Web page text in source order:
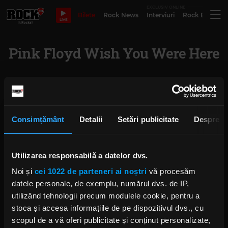
Consimțământ Detalii Setări publicitate Despre
Utilizarea responsabilă a datelor dvs.
Noi și cei 1022 de parteneri ai noștri vă procesăm
datele personale, de exemplu, numărul dvs. de IP,
utilizând tehnologii precum modulele cookie, pentru a
stoca și accesa informațiile de pe dispozitivul dvs., cu
scopul de a vă oferi publicitate și conținut personalizate,
LIVE
Bilete Rock News Interviuri Rock
Pink Floyd Wish You Were Here
Pink Floyd marchează un
nr. 1 în UK și stabilește un record
Pink Floyd - „Shine On You Crazy
Diamond” Părțile 1-9, lansate
pentru prima dată ca un singur
track continuu
ANCA NIȚĂ
JOI, 20 NOIEMBRIE 2025